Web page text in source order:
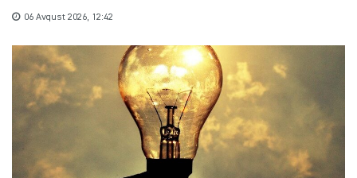
06 Avqust 2026, 12:42